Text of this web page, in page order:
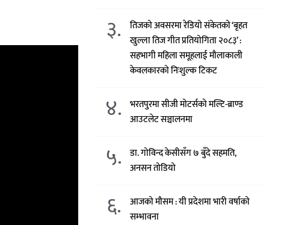
३.
तिजको अवसरमा रेडियो संकेतको ‘बृहत
खुल्ला तिज गीत प्रतियोगिता २०८३’ :
सहभागी महिला समूहलाई मौलाकाली
केवलकारको निःशुल्क टिकट
४.
भरतपुरमा सीजी मोटर्सको मल्टि-ब्राण्ड
आउटलेट सञ्चालनमा
५.
डा. गोविन्द केसीसँग ७ बुँदे सहमति,
अनसन तोडियो
६.
आजको मौसम : यी प्रदेशमा भारी वर्षाको
सम्भावना